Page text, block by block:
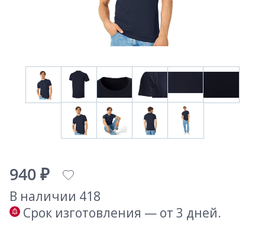
940 ₽
В наличии 418
Срок изготовления — от 3 дней.